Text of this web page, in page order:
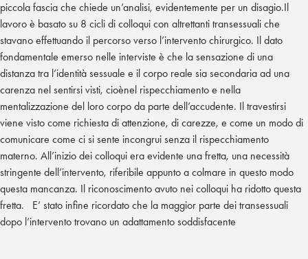
piccola fascia che chiede un’analisi, evidentemente per un disagio.Il
lavoro è basato su 8 cicli di colloqui con altrettanti transessuali che
stavano effettuando il percorso verso l’intervento chirurgico. Il dato
fondamentale emerso nelle interviste è che la sensazione di una
distanza tra l’identità sessuale e il corpo reale sia secondaria ad una
carenza nel sentirsi visti, cioènel rispecchiamento e nella
mentalizzazione del loro corpo da parte dell’accudente. Il travestirsi
viene visto come richiesta di attenzione, di carezze, e come un modo di
comunicare come ci si sente incongrui senza il rispecchiamento
materno. All’inizio dei colloqui era evidente una fretta, una necessità
stringente dell’intervento, riferibile appunto a colmare in questo modo
questa mancanza. Il riconoscimento avuto nei colloqui ha ridotto questa
fretta. E’ stato infine ricordato che la maggior parte dei transessuali
dopo l’intervento trovano un adattamento soddisfacente